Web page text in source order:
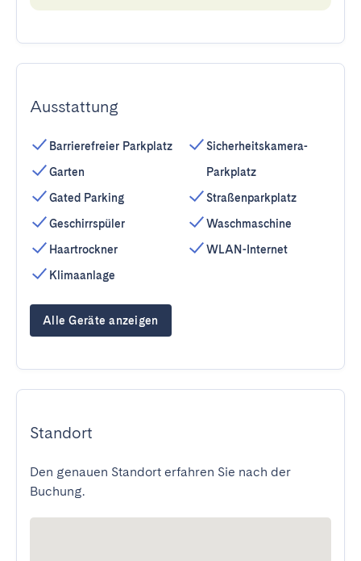
Ausstattung
Barrierefreier Parkplatz
Garten
Gated Parking
Geschirrspüler
Haartrockner
Klimaanlage
Sicherheitskamera-
Parkplatz
Straßenparkplatz
Waschmaschine
WLAN-Internet
Alle Geräte anzeigen
Standort
Den genauen Standort erfahren Sie nach der
Buchung.